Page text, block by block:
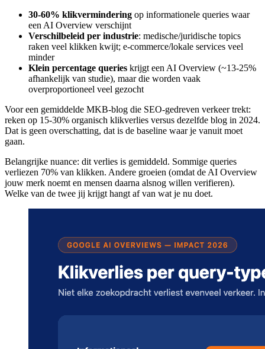
30-60% klikvermindering op informationele queries waar
een AI Overview verschijnt
Verschilbeleid per industrie: medische/juridische topics
raken veel klikken kwijt; e-commerce/lokale services veel
minder
Klein percentage queries krijgt een AI Overview (~13-25%
afhankelijk van studie), maar die worden vaak
overproportioneel veel gezocht
Voor een gemiddelde MKB-blog die SEO-gedreven verkeer trekt:
reken op 15-30% organisch klikverlies versus dezelfde blog in 2024.
Dat is geen overschatting, dat is de baseline waar je vanuit moet
gaan.
Belangrijke nuance: dit verlies is gemiddeld. Sommige queries
verliezen 70% van klikken. Andere groeien (omdat de AI Overview
jouw merk noemt en mensen daarna alsnog willen verifieren).
Welke van de twee jij krijgt hangt af van wat je nu doet.